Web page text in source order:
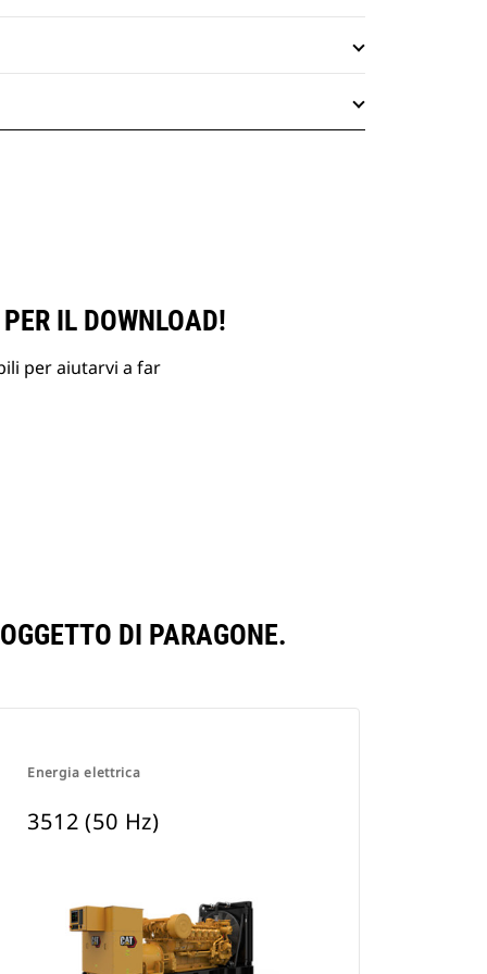
IL DOWNLOAD!
per aiutarvi a far
DI PARAGONE.
Energia elettrica
3512 (50 Hz)